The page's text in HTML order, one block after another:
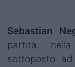
Sebastian
partita,
sottoposto